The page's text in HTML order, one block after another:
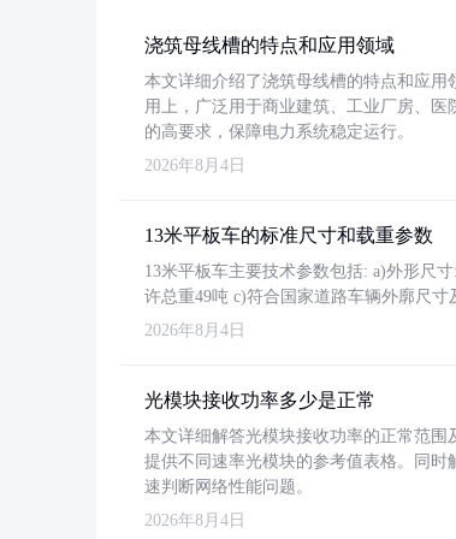
浇筑母线槽的特点和应用领域
本文详细介绍了浇筑母线槽的特点和应
用上，广泛用于商业建筑、工业厂房、
的高要求，保障电力系统稳定运行。
2026年8月4日
13米平板车的标准尺寸和载重参数
13米平板车主要技术参数包括: a)外形尺
许总重49吨 c)符合国家道路车辆外廓尺寸
2026年8月4日
光模块接收功率多少是正常
本文详细解答光模块接收功率的正常范围
提供不同速率光模块的参考值表格。同
速判断网络性能问题。
2026年8月4日